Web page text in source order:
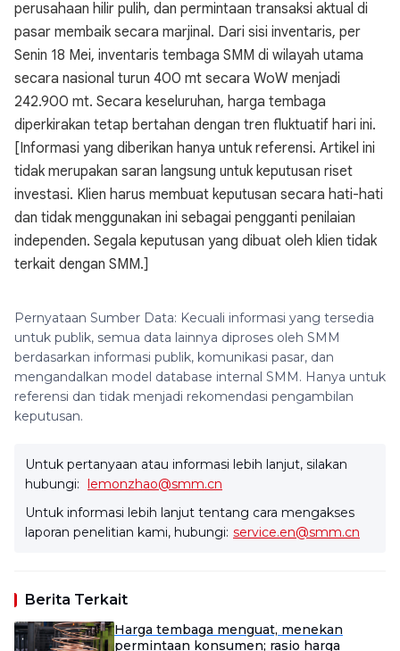
perusahaan hilir pulih, dan permintaan transaksi aktual di
pasar membaik secara marjinal. Dari sisi inventaris, per
Senin 18 Mei, inventaris tembaga SMM di wilayah utama
secara nasional turun 400 mt secara WoW menjadi
242.900 mt. Secara keseluruhan, harga tembaga
diperkirakan tetap bertahan dengan tren fluktuatif hari ini.
[Informasi yang diberikan hanya untuk referensi. Artikel ini
tidak merupakan saran langsung untuk keputusan riset
investasi. Klien harus membuat keputusan secara hati-hati
dan tidak menggunakan ini sebagai pengganti penilaian
independen. Segala keputusan yang dibuat oleh klien tidak
terkait dengan SMM.]
Pernyataan Sumber Data: Kecuali informasi yang tersedia
untuk publik, semua data lainnya diproses oleh SMM
berdasarkan informasi publik, komunikasi pasar, dan
mengandalkan model database internal SMM. Hanya untuk
referensi dan tidak menjadi rekomendasi pengambilan
keputusan.
Untuk pertanyaan atau informasi lebih lanjut, silakan
hubungi: lemonzhao@smm.cn
Untuk informasi lebih lanjut tentang cara mengakses
laporan penelitian kami, hubungi: service.en@smm.cn
Berita Terkait
Harga tembaga menguat, menekan
permintaan konsumen; rasio harga